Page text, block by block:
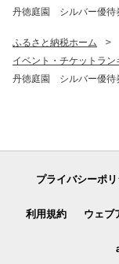
丹徳庭園 シルバー優待
ふるさと納税ホーム
イベント・チケットラン
丹徳庭園 シルバー優待
プライバシーポ
利用規約 ウェブ